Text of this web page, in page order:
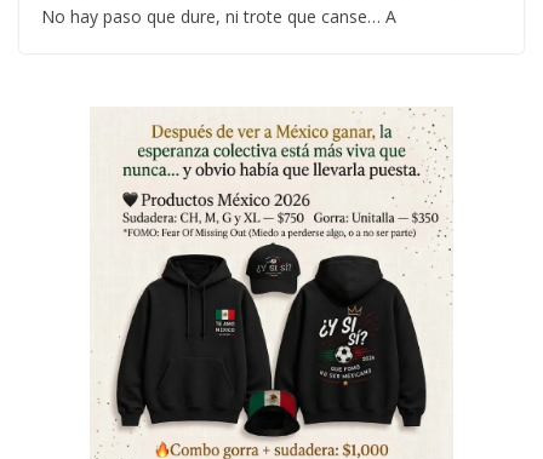
No hay paso que dure, ni trote que canse… A